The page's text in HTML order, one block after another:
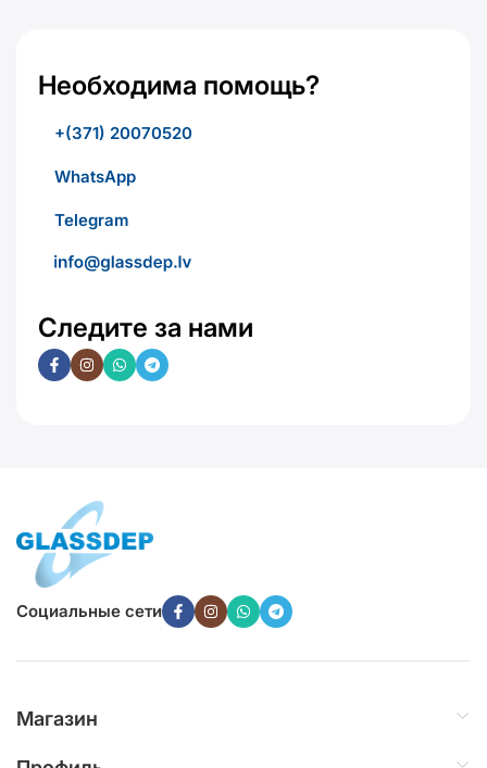
Необходима помощь?
+(371) 20070520
WhatsApp
Telegram
Следите за нами
Социальные сети
Магазин